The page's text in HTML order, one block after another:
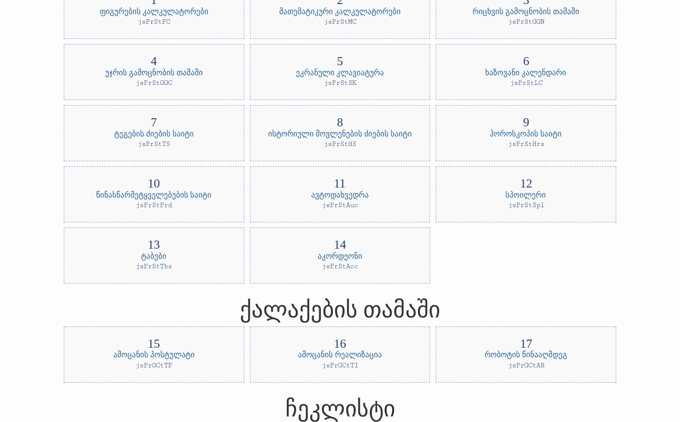
ფიგურების კალკულატორები
jsPrStFC
მათემატიკური კალკულატორები
jsPrStMC
რიცხვის გამოცნობის თამაში
jsPrStGGN
უჯრის გამოცნობის თამაში
jsPrStGGC
ეკრანული კლავიატურა
jsPrStSK
ხაზოვანი კალენდარი
jsPrStLC
ტეგების ძიების საიტი
jsPrStTS
ისტორიული მოვლენების ძიების საიტი
jsPrStHS
ჰოროსკოპის საიტი
jsPrStHrs
წინასწარმეტყველებების საიტი
jsPrStPrd
ავტოდახვედრა
jsPrStAuc
სპოილერი
jsPrStSpl
ტაბები
jsPrStTbs
აკორდეონი
jsPrStAcc
ქალაქების თამაში
ამოცანის პოსტულატი
jsPrGCtTF
ამოცანის რეალიზაცია
jsPrGCtTI
რობოტის წინააღმდეგ
jsPrGCtAR
ჩეკლისტი